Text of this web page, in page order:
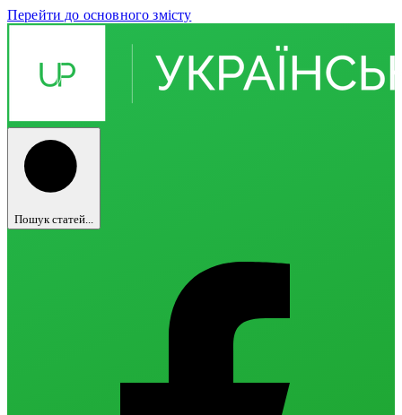
Перейти до основного змісту
Пошук статей...